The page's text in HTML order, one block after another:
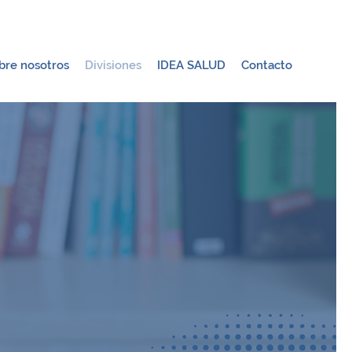
nosotros Divisiones IDEA SALUD Contacto